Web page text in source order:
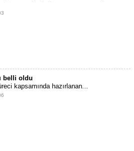
belli oldu
kapsamında hazırlanan...